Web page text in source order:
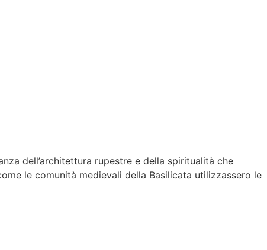
dell’architettura rupestre e della spiritualità che
le comunità medievali della Basilicata utilizzassero le
che integra l’ambiente naturale con la costruzione
di Serra Sant’Angelo è modesto, attraverso un portale
da una navata unica con volta a botte. Le pareti